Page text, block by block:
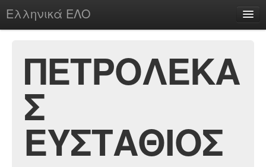
Ελληνικά ΕΛΟ
chesstu.be @ discord
Login
ΠΕΤΡΟΛΕΚΑ
Σ
ΕΥΣΤΑΘΙΟΣ